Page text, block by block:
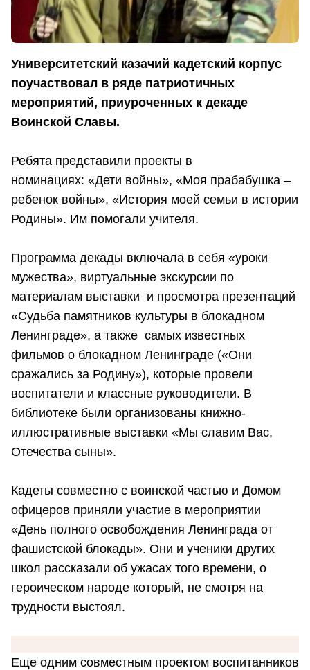
Университетский казачий кадетский корпус
поучаствовал в ряде патриотичных
мероприятий, приуроченных к декаде
Воинской Славы.
Ребята представили проекты в
номинациях: «Дети войны», «Моя прабабушка –
ребенок войны», «История моей семьи в истории
Родины». Им помогали учителя.
Программа декады включала в себя «уроки
мужества», виртуальные экскурсии по
материалам выставки и просмотра презентаций
«Судьба памятников культуры в блокадном
Ленинграде», а также самых известных
фильмов о блокадном Ленинграде («Они
сражались за Родину»), которые провели
воспитатели и классные руководители. В
библиотеке были организованы книжно-
иллюстративные выставки «Мы славим Вас,
Отечества сыны».
Кадеты совместно с воинской частью и Домом
офицеров приняли участие в мероприятии
«День полного освобождения Ленинграда от
фашистской блокады». Они и ученики других
школ рассказали об ужасах того времени, о
героическом народе который, не смотря на
трудности выстоял.
Еще одним совместным проектом воспитанников